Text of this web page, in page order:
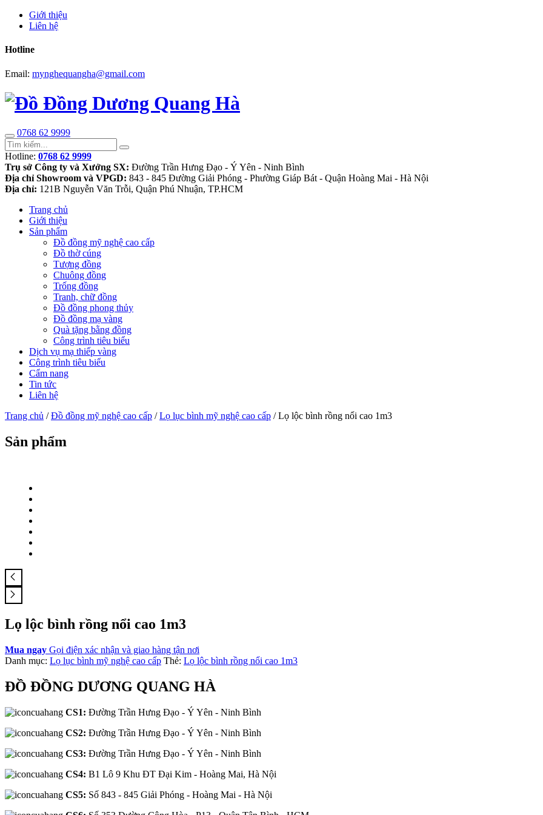
Giới thiệu
Liên hệ
Hotline
Email: mynghequangha@gmail.com
0768 62 9999
Hotline: 0768 62 9999
Trụ sở Công ty và Xưởng SX: Đường Trần Hưng Đạo - Ý Yên - Ninh Bình
Địa chỉ Showroom và VPGD: 843 - 845 Đường Giải Phóng - Phường Giáp Bát - Quận Hoàng Mai - Hà Nội
Địa chỉ: 121B Nguyễn Văn Trỗi, Quận Phú Nhuận, TP.HCM
Trang chủ
Giới thiệu
Sản phẩm
Đồ đồng mỹ nghệ cao cấp
Đồ thờ cúng
Tượng đồng
Chuông đồng
Trống đồng
Tranh, chữ đồng
Đồ đồng phong thủy
Đồ đồng mạ vàng
Quà tặng bằng đồng
Công trình tiêu biểu
Dịch vụ mạ thiếp vàng
Công trình tiêu biểu
Cẩm nang
Tin tức
Liên hệ
Trang chủ /Đồ đồng mỹ nghệ cao cấp /Lọ lục bình mỹ nghệ cao cấp / Lọ lộc bình rồng nổi cao 1m3
Sản phẩm
Lọ lộc bình rồng nổi cao 1m3
Mua ngay Gọi điện xác nhận và giao hàng tận nơi
Danh mục: Lọ lục bình mỹ nghệ cao cấp Thẻ: Lọ lộc bình rồng nổi cao 1m3
ĐỒ ĐỒNG DƯƠNG QUANG HÀ
CS1: Đường Trần Hưng Đạo - Ý Yên - Ninh Bình
CS2: Đường Trần Hưng Đạo - Ý Yên - Ninh Bình
CS3: Đường Trần Hưng Đạo - Ý Yên - Ninh Bình
CS4: B1 Lô 9 Khu ĐT Đại Kim - Hoàng Mai, Hà Nội
CS5: Số 843 - 845 Giải Phóng - Hoàng Mai - Hà Nội